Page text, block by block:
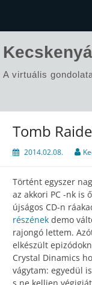
A virtuális
Tomb
2014.02.08.
Történt egyszer
az akkori PC -nk is
újságos CD-n
részének demo
rajongó lettem.
elkészült
Crystal Dinamics
vágytam: egyedül